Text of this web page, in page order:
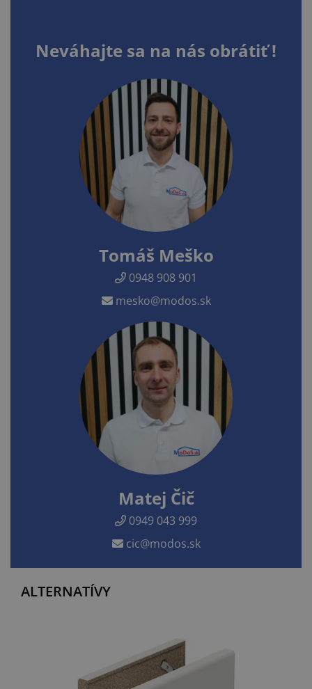
Neváhajte sa na nás obrátiť !
Tomáš Meško
0948 908 901
mesko@modos.sk
Matej Čič
0949 043 999
cic@modos.sk
ALTERNATÍVY